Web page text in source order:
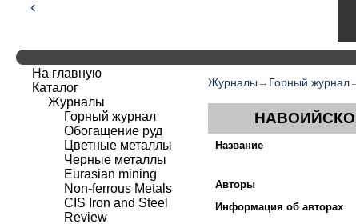
Журналы → Горный журнал
Название
Авторы
Информация об авторах
На главную
Каталог
Журналы
Горный журнал
Обогащение руд
Цветные металлы
Черные металлы
Eurasian mining
Non-ferrous Мetals
CIS Iron and Steel
Review